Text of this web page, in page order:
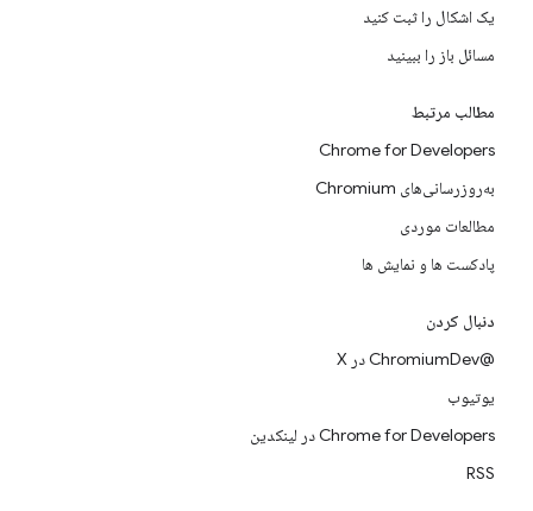
یک اشکال را ثبت کنید
مسائل باز را ببینید
مطالب مرتبط
Chrome for Developers
به‌روزرسانی‌های Chromium
مطالعات موردی
پادکست ها و نمایش ها
دنبال کردن
@ChromiumDev در X
یوتیوب
Chrome for Developers در لینکدین
RSS